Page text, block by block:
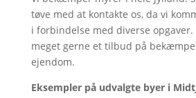
tøve med at kontakte os, da vi
i forbindelse med diverse
meget gerne et tilbud på
ejendom.
Eksempler på udvalgte byer i